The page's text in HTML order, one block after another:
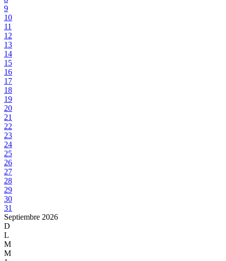
9
10
11
12
13
14
15
16
17
18
19
20
21
22
23
24
25
26
27
28
29
30
31
Septiembre 2026
D
L
M
M